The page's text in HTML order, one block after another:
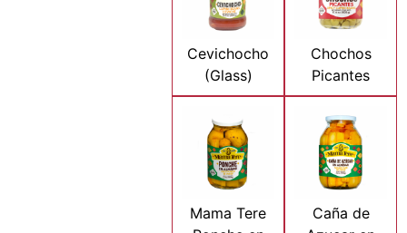
Cevichocho
(Glass)
Chochos
Picantes
Mama Tere
Caña de